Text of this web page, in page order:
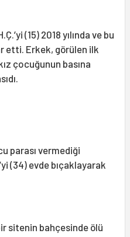
(15) 2018 yılında ve bu
etti. Erkek, görülen ilk
çocuğunun basına
parası vermediği
(34) evde bıçaklayarak
sitenin bahçesinde ölü